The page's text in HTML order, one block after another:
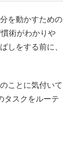
を動かすための
術がわかりや
しをする前に、
ことに気付いて
タスクをルーテ